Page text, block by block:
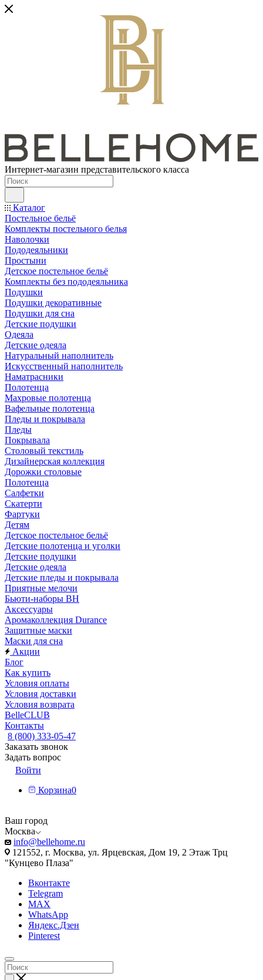
Интернет-магазин представительского класса
Каталог
Постельное бельё
Комплекты постельного белья
Наволочки
Пододеяльники
Простыни
Детское постельное бельё
Комплекты без пододеяльника
Подушки
Подушки декоративные
Подушки для сна
Детские подушки
Одеяла
Детские одеяла
Натуральный наполнитель
Искуcственный наполнитель
Наматрасники
Полотенца
Махровые полотенца
Вафельные полотенца
Пледы и покрывала
Пледы
Покрывала
Столовый текстиль
Дизайнерская коллекция
Дорожки столовые
Полотенца
Салфетки
Скатерти
Фартуки
Детям
Детское постельное бельё
Детские полотенца и уголки
Детские подушки
Детские одеяла
Детские пледы и покрывала
Приятные мелочи
Бьюти-наборы ВН
Аксессуары
Аромаколлекция Durance
Защитные маски
Маски для сна
Акции
Блог
Как купить
Условия оплаты
Условия доставки
Условия возврата
BelleCLUB
Контакты
8 (800) 333-05-47
Заказать звонок
Задать вопрос
Войти
Корзина0
Ваш город
Москва
info@bellehome.ru
121552, г. Москва, ул. Ярцевская, Дом 19, 2 Этаж Трц
"Кунцево Плаза"
Вконтакте
Telegram
MAX
WhatsApp
Яндекс.Дзен
Pinterest